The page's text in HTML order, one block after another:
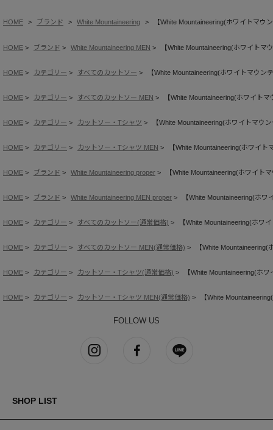
HOME ブランド White Mountaineering 【White Mountaineering(ホワイトマウ
HOME ブランド White Mountaineering MEN 【White Mountaineering(ホワイトマ
HOME カテゴリー すべてのカットソー 【White Mountaineering(ホワイトマウン
HOME カテゴリー すべてのカットソー MEN 【White Mountaineering(ホワイト
HOME カテゴリー カットソー・Tシャツ 【White Mountaineering(ホワイトマウ
HOME カテゴリー カットソー・Tシャツ MEN 【White Mountaineering(ホワイ
HOME ブランド White Mountaineering proper 【White Mountaineering(ホワイト
HOME ブランド White Mountaineering MEN proper 【White Mountaineering(ホ
HOME カテゴリー すべてのカットソー(通常価格) 【White Mountaineering(ホワ
HOME カテゴリー すべてのカットソー MEN(通常価格) 【White
HOME カテゴリー カットソー・Tシャツ(通常価格) 【White Mountaineering(ホ
HOME カテゴリー カットソー・Tシャツ MEN(通常価格) 【White
FOLLOW US
SHOP LIST